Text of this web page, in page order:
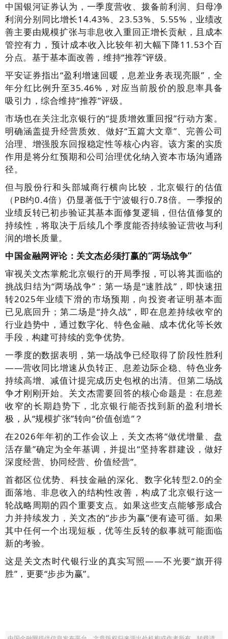
中国银河证券认为，一季度营收、拨备前利润、归母净
利润分别同比增长14.43%、23.53%、5.55%，业绩改
善主要由规模扩张与非息收入重回正增长贡献，且成本
管控有力，预计成本收入比较年初大幅下降11.53个百
分点。基于基本面改善，维持“推荐”评级。
平安证券指出“盈利增速回暖，息差业务表现亮眼”，全
年分红比例升至35.46%，对应当前股价的股息率具备
吸引力，综合维持“推荐”评级。
市场也在关注北京银行的“提质增效重回报”行动方案。
明确涵盖提升经营质效、做好“五篇大文章”、完善公司
治理、增强股东回报稳定性等核心内容。该方案的实质
作用是将分红预期和公司治理优化纳入资本市场沟通路
径。
但与股份行和头部城商行横向比较，北京银行的估值
（PB约0.4倍）仍显著低于宁波银行0.78倍。一季报的
业绩反转已初步验证其基本面修复逻辑，但估值修复的
持续性，将取决于后续几个季度能否持续验证营收与利
润的增长质量。
中国金融网评论：关文杰必须打赢的“两场战争”
审视关文杰掌舵北京银行的开局季报，可以将其面临的
挑战归结为“两场战争”：第一场是“速胜战”，即快速扭
转2025年业绩下滑的市场预期，向投资者证明基本面
已见底回升；第二场是“持久战”，即在息差持续收窄的
行业趋势中，通过数字化、特色金融、成本优化等长效
手段，构建可持续的竞争优势。
一季度的数据表明，第一场战争已经取得了阶段性胜利
——营收同比增速从负转正、息差边际企稳、特色业务
持续高增、减值计提完成历史包袱的出清。但第二场战
争才刚刚开始。关文杰需要回答的核心命题是：在息差
收窄的长期趋势下，北京银行能否找到新的盈利增长
极，从“规模扩张”转向“价值创造”？
在2026年年初的工作会议上，关文杰将“做优增量、盘
活存量”确定为全年基调，并提出“坚持客群建设，做好
深度经营、协同经营、价值经营”。
首都区位优势、科技金融的深化、数字化转型2.0的全
面落地、非息收入的结构性改善，构成了北京银行这一
轮战略周期的四个重要支点。如果这些支点能够形成合
力并持续发力，关文杰的“步步为赢”便有迹可循。如果
其中任何一个出现短板，优等生反转的叙事就可能面临
新的考验。
这是关文杰时代银行业的真实写照——不光要“旗开得
胜”，更要“步步为赢”。